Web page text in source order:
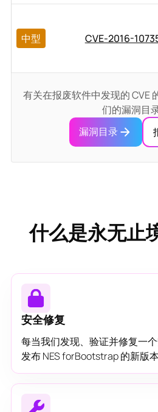
中型 CVE-2016-
有关在报废软件中发现的 CVE
们的漏洞目录
漏洞目录
什么是永无止
安全修复
每当我们发现、验证并修复一
发布 NES forBootstrap 的新版本